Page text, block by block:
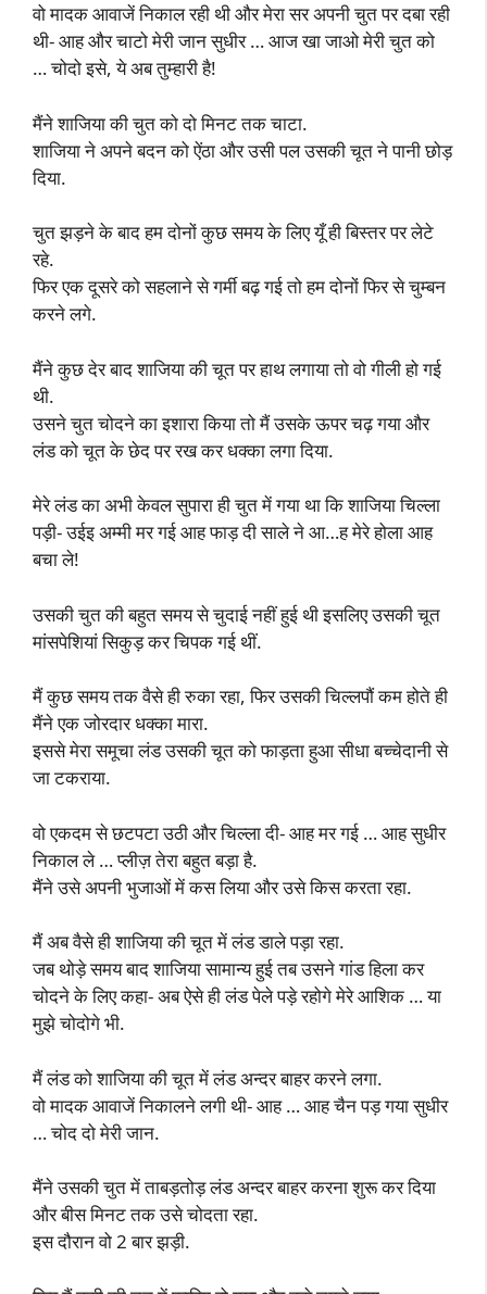
वो मादक आवाजें निकाल रही थी और मेरा सर अपनी चुत पर दबा रही
थी- आह और चाटो मेरी जान सुधीर … आज खा जाओ मेरी चुत को
… चोदो इसे, ये अब तुम्हारी है!
मैंने शाजिया की चुत को दो मिनट तक चाटा.
शाजिया ने अपने बदन को ऐंठा और उसी पल उसकी चूत ने पानी छोड़
दिया.
चुत झड़ने के बाद हम दोनों कुछ समय के लिए यूँ ही बिस्तर पर लेटे
रहे.
फिर एक दूसरे को सहलाने से गर्मी बढ़ गई तो हम दोनों फिर से चुम्बन
करने लगे.
मैंने कुछ देर बाद शाजिया की चूत पर हाथ लगाया तो वो गीली हो गई
थी.
उसने चुत चोदने का इशारा किया तो मैं उसके ऊपर चढ़ गया और
लंड को चूत के छेद पर रख कर धक्का लगा दिया.
मेरे लंड का अभी केवल सुपारा ही चुत में गया था कि शाजिया चिल्ला
पड़ी- उईइ अम्मी मर गई आह फाड़ दी साले ने आ…ह मेरे होला आह
बचा ले!
उसकी चुत की बहुत समय से चुदाई नहीं हुई थी इसलिए उसकी चूत
मांसपेशियां सिकुड़ कर चिपक गई थीं.
मैं कुछ समय तक वैसे ही रुका रहा, फिर उसकी चिल्लपौं कम होते ही
मैंने एक जोरदार धक्का मारा.
इससे मेरा समूचा लंड उसकी चूत को फाड़ता हुआ सीधा बच्चेदानी से
जा टकराया.
वो एकदम से छटपटा उठी और चिल्ला दी- आह मर गई … आह सुधीर
निकाल ले … प्लीज़ तेरा बहुत बड़ा है.
मैंने उसे अपनी भुजाओं में कस लिया और उसे किस करता रहा.
मैं अब वैसे ही शाजिया की चूत में लंड डाले पड़ा रहा.
जब थोड़े समय बाद शाजिया सामान्य हुई तब उसने गांड हिला कर
चोदने के लिए कहा- अब ऐसे ही लंड पेले पड़े रहोगे मेरे आशिक … या
मुझे चोदोगे भी.
मैं लंड को शाजिया की चूत में लंड अन्दर बाहर करने लगा.
वो मादक आवाजें निकालने लगी थी- आह … आह चैन पड़ गया सुधीर
… चोद दो मेरी जान.
मैंने उसकी चुत में ताबड़तोड़ लंड अन्दर बाहर करना शुरू कर दिया
और बीस मिनट तक उसे चोदता रहा.
इस दौरान वो 2 बार झड़ी.